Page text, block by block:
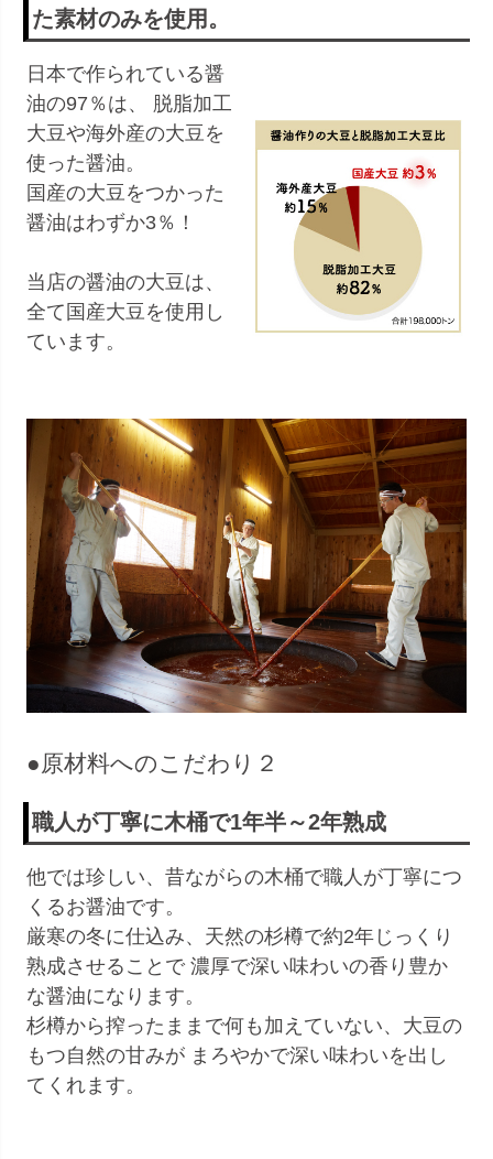
た素材のみを使用。
日本で作られている醤
油の97％は、 脱脂加工
大豆や海外産の大豆を
使った醤油。
国産の大豆をつかった
醤油はわずか3％！
当店の醤油の大豆は、
全て国産大豆を使用し
ています。
●原材料へのこだわり２
職人が丁寧に木桶で1年半～2年熟成
他では珍しい、昔ながらの木桶で職人が丁寧につ
くるお醤油です。
厳寒の冬に仕込み、天然の杉樽で約2年じっくり
熟成させることで 濃厚で深い味わいの香り豊か
な醤油になります。
杉樽から搾ったままで何も加えていない、大豆の
もつ自然の甘みが まろやかで深い味わいを出し
てくれます。